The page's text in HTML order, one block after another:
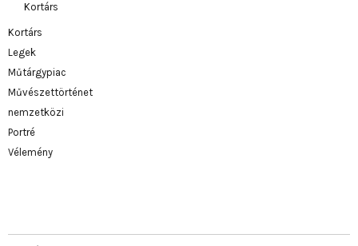
Kortárs
Kortárs
Legek
Műtárgypiac
Művészettörténet
nemzetközi
Portré
Vélemény